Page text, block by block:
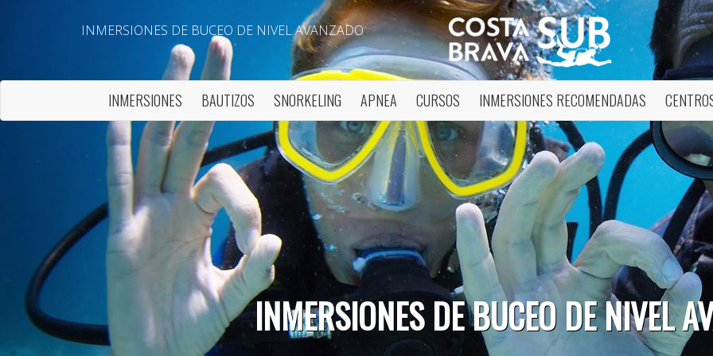
INMERSIONES DE BUCEO DE NIVEL AVANZADO
INMERSIONES BAUTIZOS SNORKELING APNEA CURSOS INMERSIONES RECOMENDADAS
INMERSIONES DE BUCEO DE NIVEL
Modificar cookies
Técnicas y funcionales